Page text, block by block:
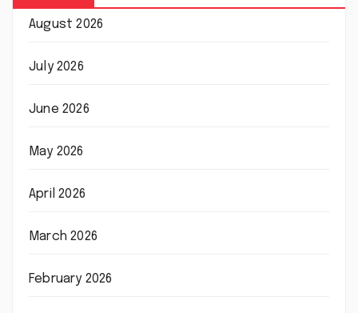
August 2026
July 2026
June 2026
May 2026
April 2026
March 2026
February 2026